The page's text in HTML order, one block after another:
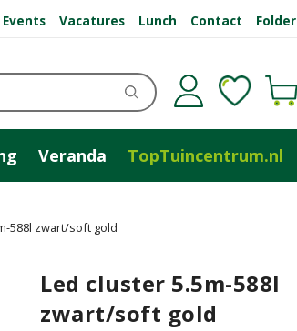
588l zwart/soft gold
Events Vacatures Lunch Contact Folder
Veranda TopTuincentrum.nl
Led cluster 5.5m-588l
zwart/soft gold